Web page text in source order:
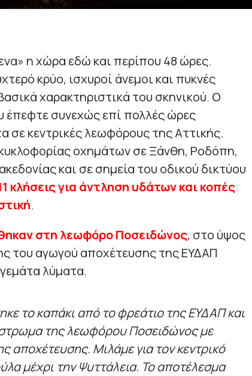
η χώρα εδώ και περίπου 48 ώρες.
κρύο, ισχυροί άνεμοι και πυκνές
χαρακτηριστικά του σκηνικού. Ο
έπεφτε συνεχώς επί πολλές ώρες
σε κεντρικές λεωφόρους της Αττικής.
οχημάτων σε Ξάνθη, Ροδόπη,
και σε σημεία του οδικού δικτύου
κλήσεις για άντληση υδάτων και κοπές
.
στη λεωφόρο Ποσειδώνος, στο ύψος
του αγωγού αποχέτευσης της ΕΥΔΑΠ
λύματα.
το καπάκι από το φρεάτιο της ΕΥΔΑΠ και
της λεωφόρου Ποσειδώνος με
αποχέτευσης. Μιλάμε για τον κεντρικό
μέχρι την Ψυττάλεια. Το αποτέλεσμα